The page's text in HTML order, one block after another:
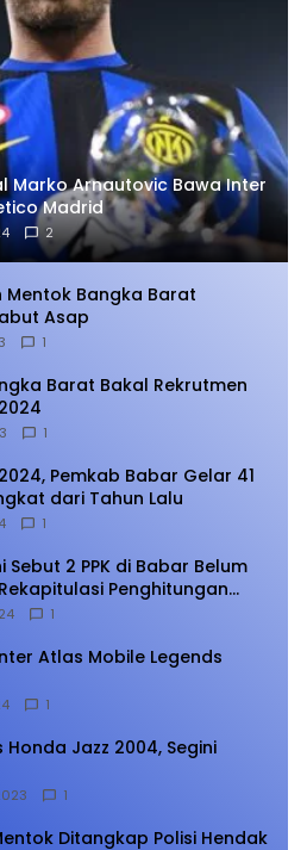
Marko Arnautovic Bawa Inter
Madrid
2
Bangka Barat
Asap
1
Barat Bakal Rekrutmen
1
Pemkab Babar Gelar 41
dari Tahun Lalu
1
Sebut 2 PPK di Babar Belum
Penghitungan
1
Atlas Mobile Legends
1
Honda Jazz 2004, Segini
1
Ditangkap Polisi Hendak